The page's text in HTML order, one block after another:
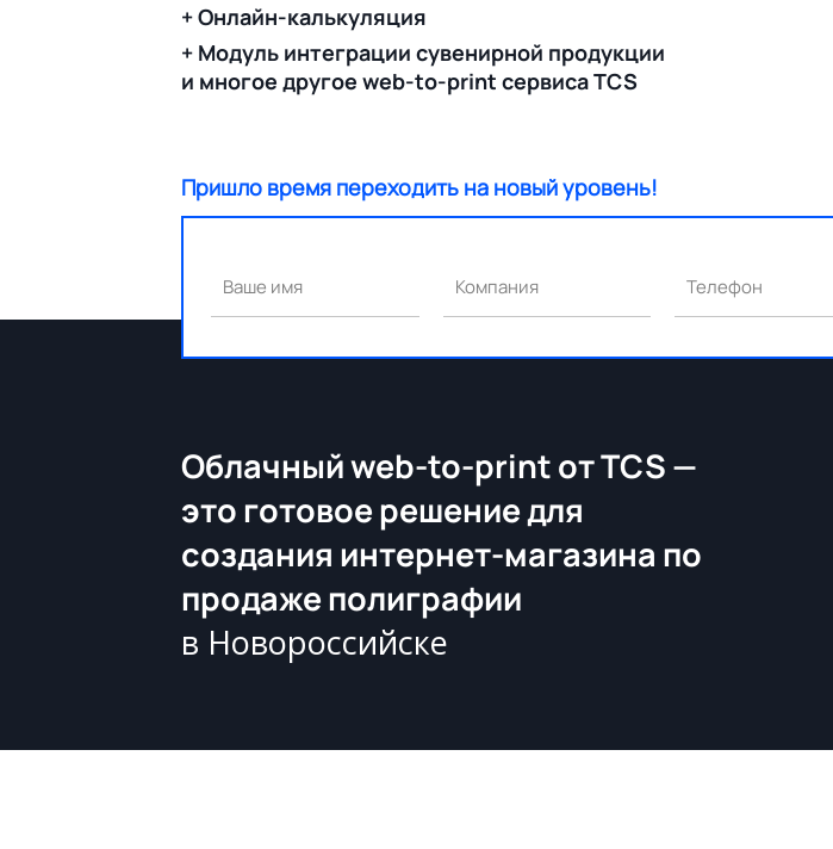
+ Онлайн-калькуляция
+ Модуль интеграции сувенирной продукции
и многое другое web-to-print сервиса TCS
Пришло время переходить на новый уровень!
Ваше имя Компания Телефон
Облачный web-to-print от TCS —
это готовое решение для
создания интернет-магазина по
продаже полиграфии
в Новороссийске